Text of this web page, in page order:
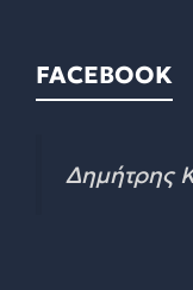
FACEBOOK
Δημήτρης